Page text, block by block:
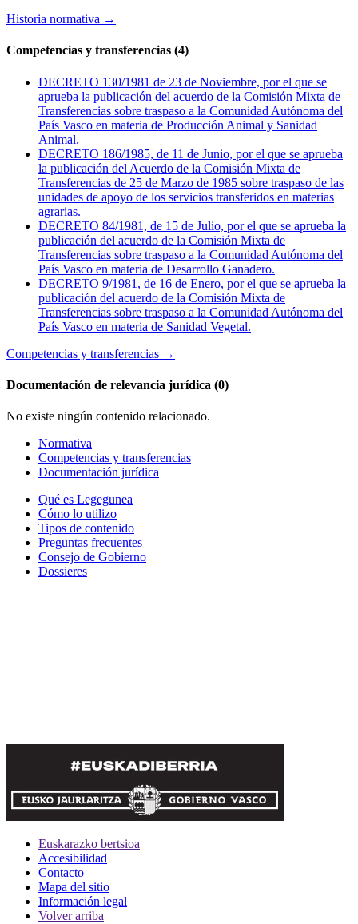
Historia normativa →
Competencias y transferencias (4)
DECRETO 130/1981 de 23 de Noviembre, por el que se
aprueba la publicación del acuerdo de la Comisión Mixta de
Transferencias sobre traspaso a la Comunidad Autónoma del
País Vasco en materia de Producción Animal y Sanidad
Animal.
DECRETO 186/1985, de 11 de Junio, por el que se aprueba
la publicación del Acuerdo de la Comisión Mixta de
Transferencias de 25 de Marzo de 1985 sobre traspaso de las
unidades de apoyo de los servicios transferidos en materias
agrarias.
DECRETO 84/1981, de 15 de Julio, por el que se aprueba la
publicación del acuerdo de la Comisión Mixta de
Transferencias sobre traspaso a la Comunidad Autónoma del
País Vasco en materia de Desarrollo Ganadero.
DECRETO 9/1981, de 16 de Enero, por el que se aprueba la
publicación del acuerdo de la Comisión Mixta de
Transferencias sobre traspaso a la Comunidad Autónoma del
País Vasco en materia de Sanidad Vegetal.
Competencias y transferencias →
Documentación de relevancia jurídica (0)
No existe ningún contenido relacionado.
Normativa
Competencias y transferencias
Documentación jurídica
Qué es Legegunea
Cómo lo utilizo
Tipos de contenido
Preguntas frecuentes
Consejo de Gobierno
Dossieres
Euskarazko bertsioa
Accesibilidad
Contacto
Mapa del sitio
Información legal
Volver arriba